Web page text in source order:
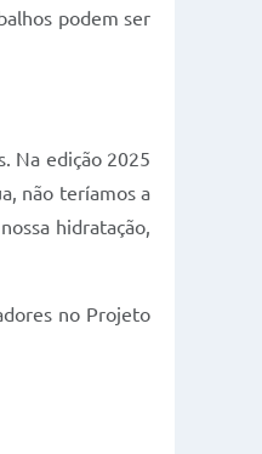
podem ser
Na edição 2025
não teríamos a
hidratação,
no Projeto